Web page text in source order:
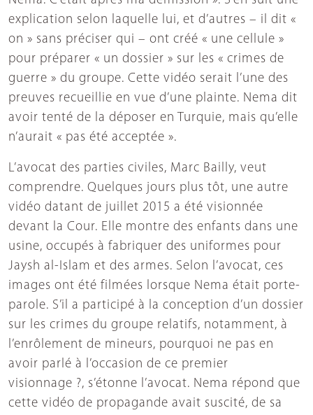
explication selon laquelle lui, et d’autres – il dit «
on » sans préciser qui – ont créé « une cellule »
pour préparer « un dossier » sur les « crimes de
guerre » du groupe. Cette vidéo serait l’une des
preuves recueillie en vue d’une plainte. Nema dit
avoir tenté de la déposer en Turquie, mais qu’elle
n’aurait « pas été acceptée ».
L’avocat des parties civiles, Marc Bailly, veut
comprendre. Quelques jours plus tôt, une autre
vidéo datant de juillet 2015 a été visionnée
devant la Cour. Elle montre des enfants dans une
usine, occupés à fabriquer des uniformes pour
Jaysh al-Islam et des armes. Selon l’avocat, ces
images ont été filmées lorsque Nema était porte-
parole. S’il a participé à la conception d’un dossier
sur les crimes du groupe relatifs, notamment, à
l’enrôlement de mineurs, pourquoi ne pas en
avoir parlé à l’occasion de ce premier
visionnage ?, s’étonne l’avocat. Nema répond que
cette vidéo de propagande avait suscité, de sa